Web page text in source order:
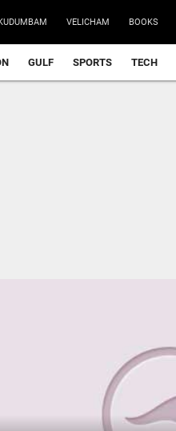
VELICHAM BOOKS
GULF SPORTS TECH